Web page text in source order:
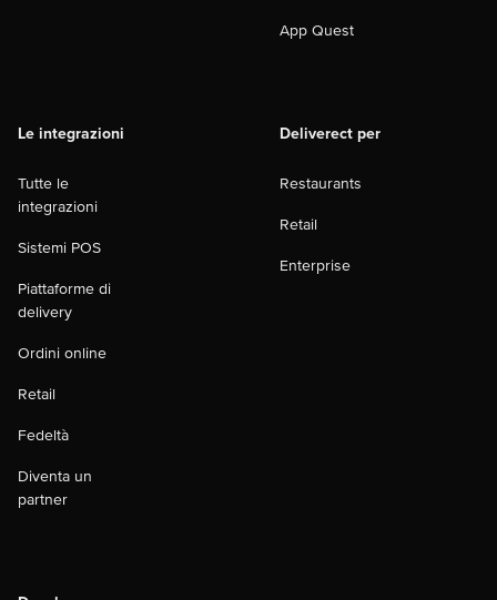
App Quest
Le integrazioni
Tutte le
integrazioni
Sistemi POS
Piattaforme di
delivery
Ordini online
Retail
Fedeltà
Diventa un
partner
Deliverect per
Restaurants
Retail
Enterprise